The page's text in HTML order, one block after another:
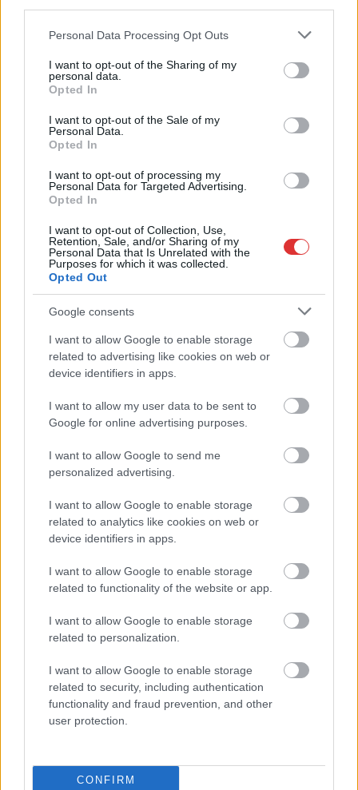
Please note that this website/app uses one or more Google
not limited to your visit or usage behaviour. You may click to
grant or deny consent to Google and its third-party tags to
use your data for below specified purposes in below Google
consent section.
Personal Data Processing Opt Outs
I want to opt-out of the Sharing of my
personal data.
Opted In
I want to opt-out of the Sale of my
Personal Data.
Opted In
I want to opt-out of processing my
Personal Data for Targeted Advertising.
Opted In
I want to opt-out of Collection, Use,
Retention, Sale, and/or Sharing of my
Personal Data that Is Unrelated with the
Purposes for which it was collected.
Opted Out
Google consents
I want to allow Google to enable storage
related to advertising like cookies on web or
device identifiers in apps.
I want to allow my user data to be sent to
Google for online advertising purposes.
I want to allow Google to send me
personalized advertising.
I want to allow Google to enable storage
related to analytics like cookies on web or
device identifiers in apps.
I want to allow Google to enable storage
related to functionality of the website or app.
I want to allow Google to enable storage
related to personalization.
I want to allow Google to enable storage
related to security, including authentication
functionality and fraud prevention, and other
user protection.
CONFIRM
41 fok fölé forrósodott az ország, Szolnokon pedig egy másik
Egy telefonhívást akart, végül rendőrök vitték el a mezőtúri
A Tisza kormány minisztere újabb nagy változásokról döntött
a közoktatásban – például az iskolaigazgatók visszakapják
Sok volt az igazolatlan hiányzás, Pócs János fizetéslevonást
kapott, más fideszesek még kevesebbet vittek haza
A Szolnok megyei gazdák nagyon nem akarták a JÉGER
további üzemeltetését
Csendélet 5.0: alig balesetveszélyes lépcső és remek
állapotban levő buszmegálló mutatja, hogy Szolnok mennyire
Pénteken újra csökken a benzin és a gázolaj ára is
Napokon belül megválasztja az új köztársasági elnököt az
Országgyűlés
Kiterjedt tüzek pusztítanak az országban, köztük Karcagon
Harmadfokú hőségriasztás az országban: Szolnokon klímát
javítottak, helikoptereket is bevetettek a tüzeknél
A zárkában rosszul lett, elájult – ilyen körülményekről
számoltak be a szolnoki börtönből
Váratlan fennakadás borította fel a Szolnok–Kecskemét
vasútvonal közlekedését
A polgármester a szolnoki cégekhez fordult: több száz
elbocsátott dolgozón segítene
Csődbe ment a tószegi Accell Hunland, a hazai
kerékpárgyártás meghatározó szereplője
Egyszer fent, egyszer lent, így festett a Duna a két évvel
ezelőtti árvíz idején és így most – fotógyűjtemény
ugyanazokból a szögekből
miatt ingyenes a strandolás Szolnokon